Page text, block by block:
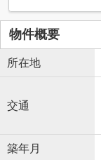
物件概要
所在地
交通
築年月